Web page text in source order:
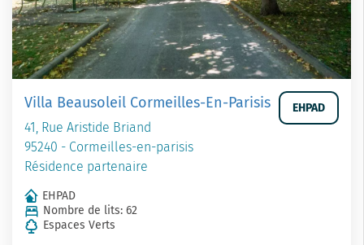
Villa Beausoleil Cormeilles-En-Parisis
41, Rue Aristide Briand
95240 - Cormeilles-en-parisis
Résidence partenaire
EHPAD
EHPAD
Nombre de lits: 62
Espaces Verts